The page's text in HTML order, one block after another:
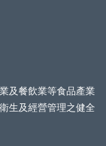
及餐飲業等食品產業
生及經營管理之健全